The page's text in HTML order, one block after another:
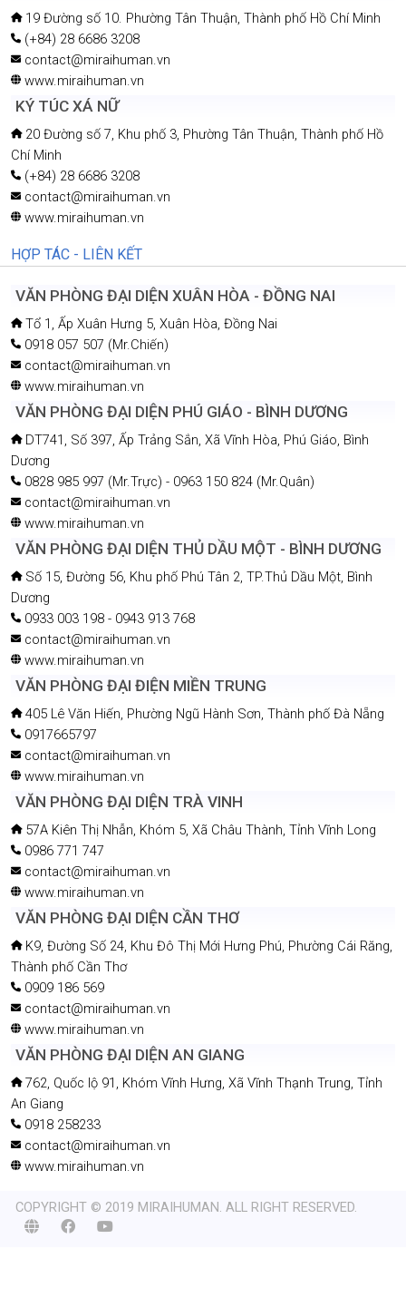
19 Đường số 10. Phường Tân Thuận, Thành phố Hồ Chí Minh
(+84) 28 6686 3208
contact@miraihuman.vn
www.miraihuman.vn
KÝ TÚC XÁ NỮ
20 Đường số 7, Khu phố 3, Phường Tân Thuận, Thành phố Hồ
Chí Minh
(+84) 28 6686 3208
contact@miraihuman.vn
www.miraihuman.vn
HỢP TÁC - LIÊN KẾT
VĂN PHÒNG ĐẠI DIỆN XUÂN HÒA - ĐỒNG NAI
Tổ 1, Ấp Xuân Hưng 5, Xuân Hòa, Đồng Nai
0918 057 507 (Mr.Chiến)
contact@miraihuman.vn
www.miraihuman.vn
VĂN PHÒNG ĐẠI DIỆN PHÚ GIÁO - BÌNH DƯƠNG
DT741, Số 397, Ấp Trảng Sắn, Xã Vĩnh Hòa, Phú Giáo, Bình
Dương
0828 985 997 (Mr.Trực) - 0963 150 824 (Mr.Quân)
contact@miraihuman.vn
www.miraihuman.vn
VĂN PHÒNG ĐẠI DIỆN THỦ DẦU MỘT - BÌNH DƯƠNG
Số 15, Đường 56, Khu phố Phú Tân 2, TP.Thủ Dầu Một, Bình
Dương
0933 003 198 - 0943 913 768
contact@miraihuman.vn
www.miraihuman.vn
VĂN PHÒNG ĐẠI ĐIỆN MIỀN TRUNG
405 Lê Văn Hiến, Phường Ngũ Hành Sơn, Thành phố Đà Nẵng
0917665797
contact@miraihuman.vn
www.miraihuman.vn
VĂN PHÒNG ĐẠI DIỆN TRÀ VINH
57A Kiên Thị Nhẫn, Khóm 5, Xã Châu Thành, Tỉnh Vĩnh Long
0986 771 747
contact@miraihuman.vn
www.miraihuman.vn
VĂN PHÒNG ĐẠI DIỆN CẦN THƠ
K9, Đường Số 24, Khu Đô Thị Mới Hưng Phú, Phường Cái Răng,
Thành phố Cần Thơ
0909 186 569
contact@miraihuman.vn
www.miraihuman.vn
VĂN PHÒNG ĐẠI DIỆN AN GIANG
762, Quốc lộ 91, Khóm Vĩnh Hưng, Xã Vĩnh Thạnh Trung, Tỉnh
An Giang
0918 258233
contact@miraihuman.vn
www.miraihuman.vn
COPYRIGHT © 2019 MIRAIHUMAN. ALL RIGHT RESERVED.